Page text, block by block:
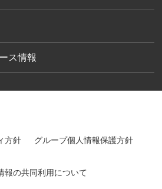
ス情報
方針 グループ個人情報保護方針
報の共同利用について